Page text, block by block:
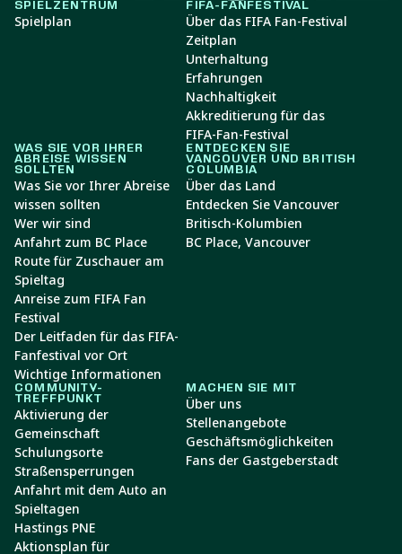
SPIELZENTRUM
Spielplan
FIFA-FANFESTIVAL
Über das FIFA Fan-Festival
Zeitplan
Unterhaltung
Erfahrungen
Nachhaltigkeit
Akkreditierung für das
FIFA-Fan-Festival
WAS SIE VOR IHRER
ABREISE WISSEN
SOLLTEN
Was Sie vor Ihrer Abreise
wissen sollten
Wer wir sind
Anfahrt zum BC Place
Route für Zuschauer am
Spieltag
Anreise zum FIFA Fan
Festival
Der Leitfaden für das FIFA-
Fanfestival vor Ort
Wichtige Informationen
ENTDECKEN SIE
VANCOUVER UND BRITISH
COLUMBIA
Über das Land
Entdecken Sie Vancouver
Britisch-Kolumbien
BC Place, Vancouver
COMMUNITY-
TREFFPUNKT
Aktivierung der
Gemeinschaft
Schulungsorte
Straßensperrungen
Anfahrt mit dem Auto an
Spieltagen
Hastings PNE
Aktionsplan für
MACHEN SIE MIT
Über uns
Stellenangebote
Geschäftsmöglichkeiten
Fans der Gastgeberstadt